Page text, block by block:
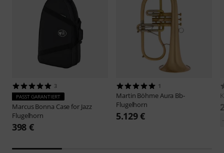
3
PASST GARANTIERT
Marcus Bonna Case for Jazz
Flugelhorn
398 €
1
Martin BöhmeAura Bb-
Flugelhorn
5.129 €